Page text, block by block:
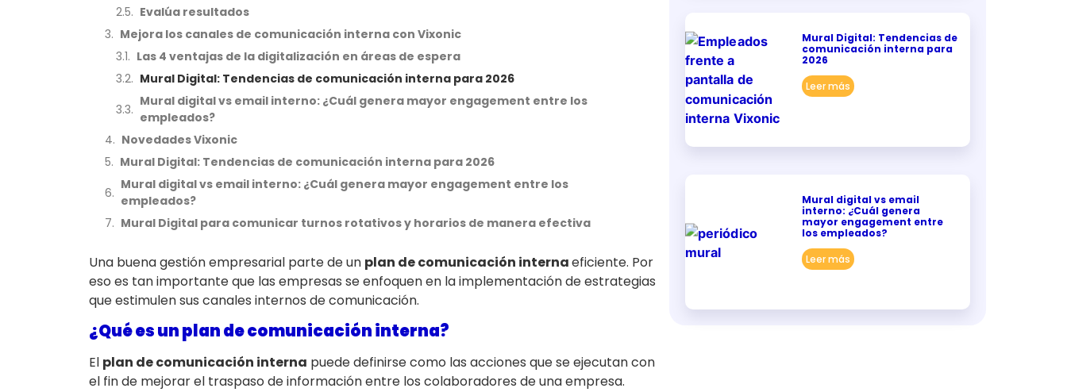
Evalúa resultados
Mejora los canales de comunicación interna con Vixonic
Las 4 ventajas de la digitalización en áreas de espera
Mural Digital: Tendencias de comunicación interna para 2026
Mural digital vs email interno: ¿Cuál genera mayor engagement entre los
empleados?
Novedades Vixonic
Mural Digital: Tendencias de comunicación interna para 2026
Mural digital vs email interno: ¿Cuál genera mayor engagement entre los
empleados?
Mural Digital para comunicar turnos rotativos y horarios de manera efectiva
Una buena gestión empresarial parte de un plan de comunicación internaeficiente. Por
eso es tan importante que las empresas se enfoquen en la implementación de estrategias
que estimulen sus canales internos de comunicación.
¿Qué es un plan de comunicación interna?
El plan de comunicación interna puede definirse como las acciones que se ejecutan con
el fin de mejorar el traspaso de información entre los colaboradores de una empresa.
Mural Digital: Tendencias de
comunicación interna para
2026
Leer más
Mural digital vs email
interno: ¿Cuál genera
mayor engagement entre
los empleados?
Leer más